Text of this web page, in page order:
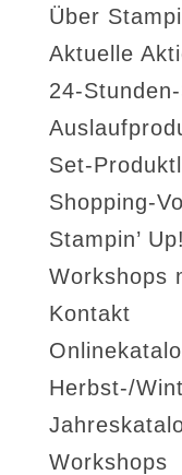
Über
Aktuelle
24-
Set-
Shopping-
Stampin’
Workshops
Kontakt
Herbst-/
Workshops